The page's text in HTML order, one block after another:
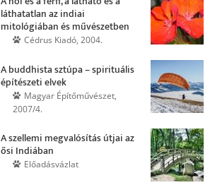
láthatatlan az indiai
mitológiában és művészetben
Cédrus Kiadó, 2004.
A buddhista sztúpa – spirituális
építészeti elvek
Magyar Építőművészet,
2007/4.
A szellemi megvalósítás útjai az
ősi Indiában
Előadásvázlat